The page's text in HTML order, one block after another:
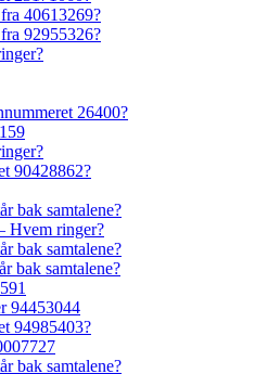
40613269?
92955326?
26400?
90428862?
bak samtalene?
Hvem ringer?
bak samtalene?
bak samtalene?
94453044
94985403?
bak samtalene?